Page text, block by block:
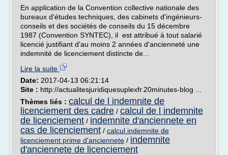
En application de la Convention collective nationale des
bureaux d'études techniques, des cabinets d'ingénieurs-
conseils et des sociétés de conseils du 15 décembre
1987 (Convention SYNTEC), il est attribué à tout salarié
licencié justifiant d'au moins 2 années d'ancienneté une
indemnité de licenciement distincte de...
Lire la suite
Date: 2017-04-13 06:21:14
Site : http://actualitesjuridiquesuplexfr.20minutes-blog ...
Thèmes liés : calcul de l indemnite de
licenciement des cadre / calcul de l indemnite
de licenciement / indemnite d'anciennete en
cas de licenciement / calcul indemnite de
licenciement prime d'anciennete / indemnite
d'anciennete de licenciement